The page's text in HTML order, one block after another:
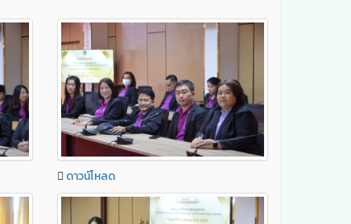
ดาวน์โหลด